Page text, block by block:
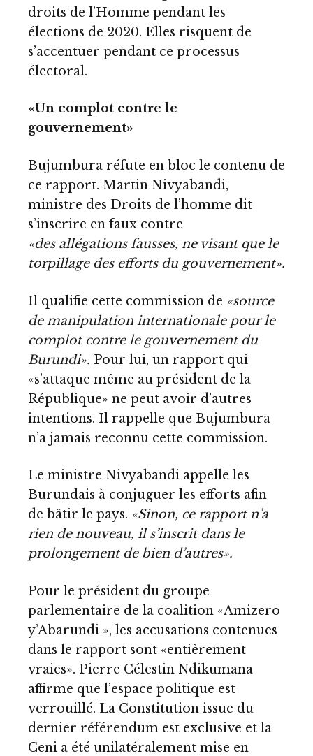
droits de l’Homme pendant les
élections de 2020. Elles risquent de
s’accentuer pendant ce processus
électoral.
«Un complot contre le
gouvernement»
Bujumbura réfute en bloc le contenu de
ce rapport. Martin Nivyabandi,
ministre des Droits de l’homme dit
s’inscrire en faux contre
«des allégations fausses, ne visant que le
torpillage des efforts du gouvernement».
Il qualifie cette commission de «source
de manipulation internationale pour le
complot contre le gouvernement du
Burundi». Pour lui, un rapport qui
«s’attaque même au président de la
République» ne peut avoir d’autres
intentions. Il rappelle que Bujumbura
n’a jamais reconnu cette commission.
Le ministre Nivyabandi appelle les
Burundais à conjuguer les efforts afin
de bâtir le pays. «Sinon, ce rapport n’a
rien de nouveau, il s’inscrit dans le
prolongement de bien d’autres».
Pour le président du groupe
parlementaire de la coalition «Amizero
y’Abarundi », les accusations contenues
dans le rapport sont «entièrement
vraies». Pierre Célestin Ndikumana
affirme que l’espace politique est
verrouillé. La Constitution issue du
dernier référendum est exclusive et la
Ceni a été unilatéralement mise en